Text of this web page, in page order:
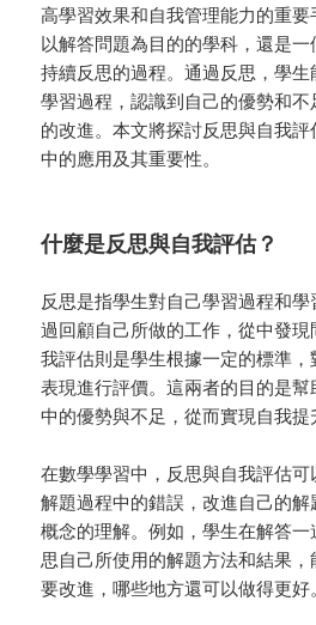
高學習效果和自我管理能力的重
以解答問題為目的的學科，還是
持續反思的過程。通過反思，學
學習過程，認識到自己的優勢和
的改進。本文將探討反思與自我
中的應用及其重要性。
什麼是反思與自我評估？
反思是指學生對自己學習過程和
過回顧自己所做的工作，從中發
我評估則是學生根據一定的標準
表現進行評價。這兩者的目的是
中的優勢與不足，從而實現自我提
在數學學習中，反思與自我評估
解題過程中的錯誤，改進自己的
概念的理解。例如，學生在解答
思自己所使用的解題方法和結果
要改進，哪些地方還可以做得更好。